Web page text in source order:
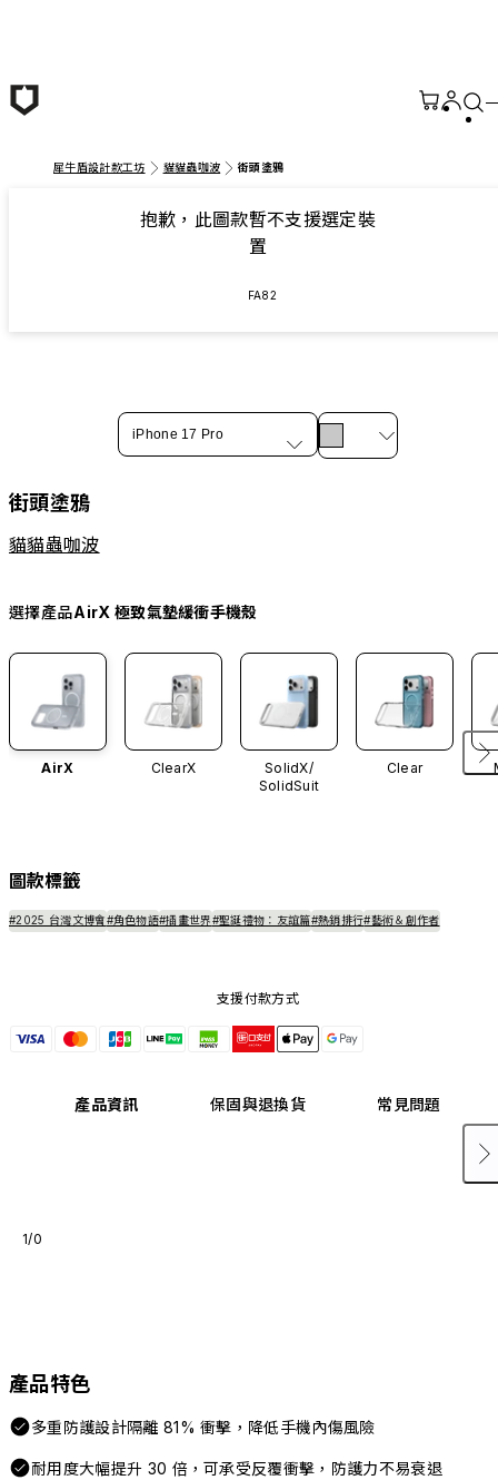
犀牛盾設計款工坊 貓貓蟲咖波 街頭塗鴉
抱歉，此圖款暫不支援選定裝
置
FA82
iPhone 17 Pro
街頭塗鴉
貓貓蟲咖波
選擇產品AirX 極致氣墊緩衝手機殼
AirX ClearX
SolidX/
SolidSuit
Clear
圖款標籤
#2025 台灣文博會#角色物語#插畫世界#聖誕禮物：友誼篇#熱銷排行#藝術＆創作者
支援付款方式
產品資訊 保固與退換貨 常見問題
1/0
產品特色
多重防護設計隔離 81% 衝擊，降低手機內傷風險
耐用度大幅提升 30 倍，可承受反覆衝擊，防護力不易衰退